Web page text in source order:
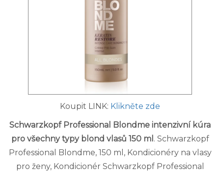
Koupit LINK: Klikněte zde
Schwarzkopf Professional Blondme intenzivní kúra
pro všechny typy blond vlasů 150 ml . Schwarzkopf
Professional Blondme, 150 ml, Kondicionéry na vlasy
pro ženy, Kondicionér Schwarzkopf Professional